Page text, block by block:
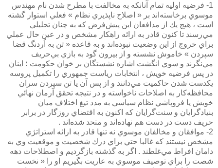
1- فرضيه اوليه تمام آنانكه به مخالفت با مطرح شدن نام مهندس
موسوي برخاسته‌اند بر « اصلاح ناپذيري نظام » فعلي استوار گشته
است ، هيچ يك از مدافعان اين پيش‌فرض كه به چنان تحليلي
مي‌رسند تا كنون قادر به ارائه راهكار مشخص و در عين حال عملي
براي خروج از اين وضعيت نبوده‌اند و به قاعده « تن به اُردنگ قضا
سپردن » خاموش نشسته و از بيرون گود به بازي بي‌حريف
مي‌نگرند و سوي انگشت اشاره نشستگان بر خوان حكومت ؛ اينان
در پس فرضيه خويش ، انتخابات رياست جمهوري را تكميل پروسه
يكدست شدن حاكميت مي‌دانند و از پس آن يا تن سپردن سران
محافظه‌كار به اصلاحات ناخواسته و در نتيجه تحقق آرمان نهائي
خويش يا فروپاشي نظام سياسي به مدد تيغ اختلاف ميان
بنيادگرايان و سنت‌گرايان كه اكنون به اقتضاي روزگار در برابر
حريف دست در دست هم نهاده‌اند و متحد شده‌اند .
2- موافقان و مخالفان موسوي نه تنها قادر به ارائه استراتژي
مشخص نيستند كه غالبا حتي براي درك شخصيت و موقعيت وي به
دامان افراط مي‌غلطند . اگر به گذشته بازگرديم و اصطلاحات دهه
شصت را براي توصيف موسوي به عاريت بگيريم او را « نخست